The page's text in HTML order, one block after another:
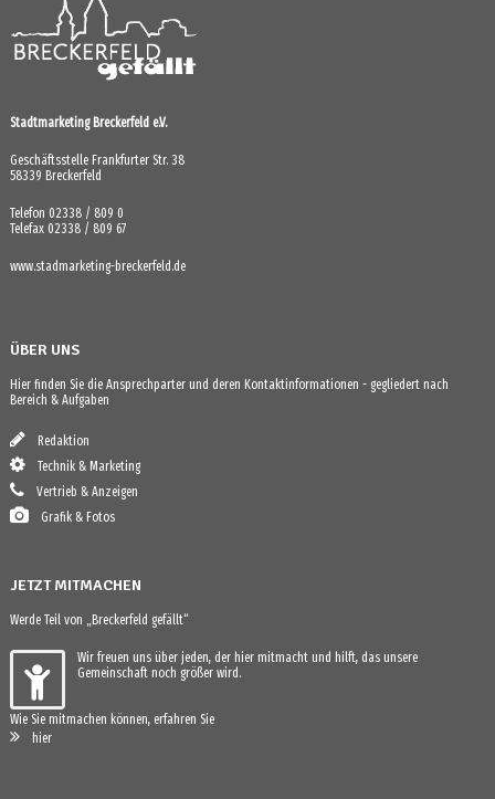
Stadtmarketing Breckerfeld e.V.
Geschäftsstelle Frankfurter Str. 38
58339 Breckerfeld
Telefon 02338 / 809 0
Telefax 02338 / 809 67
www.stadmarketing-breckerfeld.de
ÜBER UNS
Hier finden Sie die Ansprechparter und deren Kontaktinformationen - gegliedert nach
Bereich & Aufgaben
Redaktion
Technik & Marketing
Vertrieb & Anzeigen
Grafik & Fotos
JETZT MITMACHEN
Werde Teil von „Breckerfeld gefällt“
Wir freuen uns über jeden, der hier mitmacht und hilft, das unsere
Gemeinschaft noch größer wird.
Wie Sie mitmachen können, erfahren Sie
hier